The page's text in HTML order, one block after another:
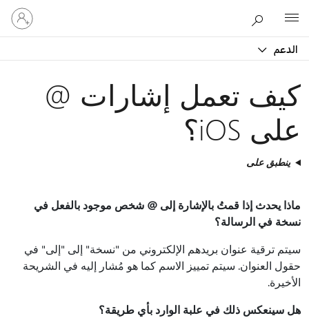
الدعم
تسجيل
الدخول
إلى
كيف تعمل إشارات @
على iOS؟
ينطبق على
ماذا يحدث إذا قمتُ بالإشارة إلى @ شخص موجود بالفعل في
نسخة في الرسالة؟
سيتم ترقية عنوان بريدهم الإلكتروني من "نسخة" إلى "إلى" في
حقول العنوان. سيتم تمييز الاسم كما هو مُشار إليه في الشريحة
الأخيرة.
هل سينعكس ذلك في علبة الوارد بأي طريقة؟